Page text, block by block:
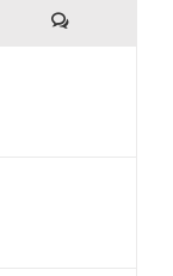
Comments